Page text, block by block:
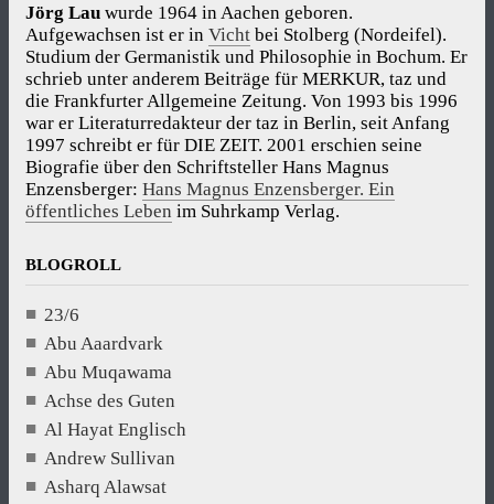
Jörg Lau wurde 1964 in Aachen geboren.
Aufgewachsen ist er in Vicht bei Stolberg (Nordeifel).
Studium der Germanistik und Philosophie in Bochum. Er
schrieb unter anderem Beiträge für MERKUR, taz und
die Frankfurter Allgemeine Zeitung. Von 1993 bis 1996
war er Literaturredakteur der taz in Berlin, seit Anfang
1997 schreibt er für DIE ZEIT. 2001 erschien seine
Biografie über den Schriftsteller Hans Magnus
Enzensberger: Hans Magnus Enzensberger. Ein
öffentliches Leben im Suhrkamp Verlag.
BLOGROLL
23/6
Abu Aaardvark
Abu Muqawama
Achse des Guten
Al Hayat Englisch
Andrew Sullivan
Asharq Alawsat